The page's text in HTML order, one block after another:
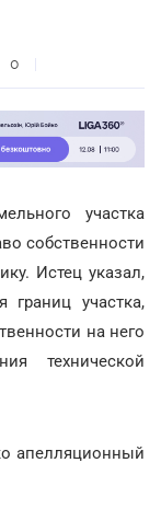
0
участка
собственности
Истец указал,
границ участка,
на него
технической
апелляционный